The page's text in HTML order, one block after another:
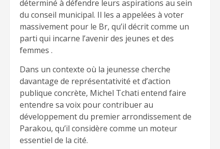
déterminé à défendre leurs aspirations au sein
du conseil municipal. Il les a appelées à voter
massivement pour le Br, qu’il décrit comme un
parti qui incarne l’avenir des jeunes et des
femmes .
Dans un contexte où la jeunesse cherche
davantage de représentativité et d’action
publique concrète, Michel Tchati entend faire
entendre sa voix pour contribuer au
développement du premier arrondissement de
Parakou, qu’il considère comme un moteur
essentiel de la cité.